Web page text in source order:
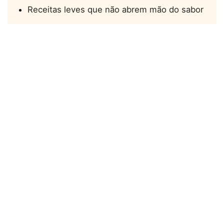
Receitas leves que não abrem mão do sabor